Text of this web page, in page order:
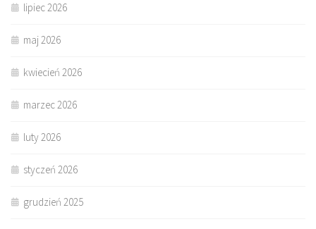
lipiec 2026
maj 2026
kwiecień 2026
marzec 2026
luty 2026
styczeń 2026
grudzień 2025